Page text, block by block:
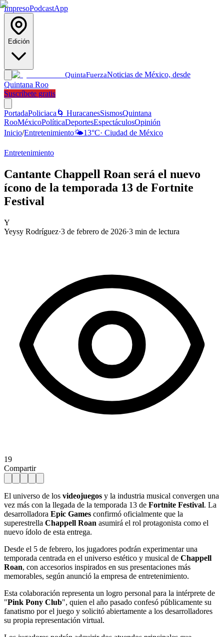
ImpresoPodcastApp
Edición
QuintaFuerzaNoticias de México, desde
Quintana Roo
Suscríbete gratis
PortadaPoliciaca 🌀 HuracanesSismosQuintana
RooMéxicoPolíticaDeportesEspectáculosOpinión
Inicio/Entretenimiento🌤️13°C· Ciudad de México
Entretenimiento
Cantante Chappell Roan será el nuevo
ícono de la temporada 13 de Fortnite
Festival
Y
Yeysy Rodríguez·3 de febrero de 2026·3 min de lectura
19
Compartir
El universo de los videojuegos y la industria musical convergen una
vez más con la llegada de la temporada 13 de Fortnite Festival. La
desarrolladora Epic Games confirmó oficialmente que la
superestrella Chappell Roan asumirá el rol protagonista como el
nuevo ídolo de esta entrega.
Desde el 5 de febrero, los jugadores podrán experimentar una
temporada centrada en el universo estético y musical de Chappell
Roan, con accesorios inspirados en sus presentaciones más
memorables, según anunció la empresa de entretenimiento.
Esta colaboración representa un logro personal para la intérprete de
"Pink Pony Club", quien el año pasado confesó públicamente su
fanatismo por el juego y solicitó abiertamente a los desarrolladores
su propia representación virtual.